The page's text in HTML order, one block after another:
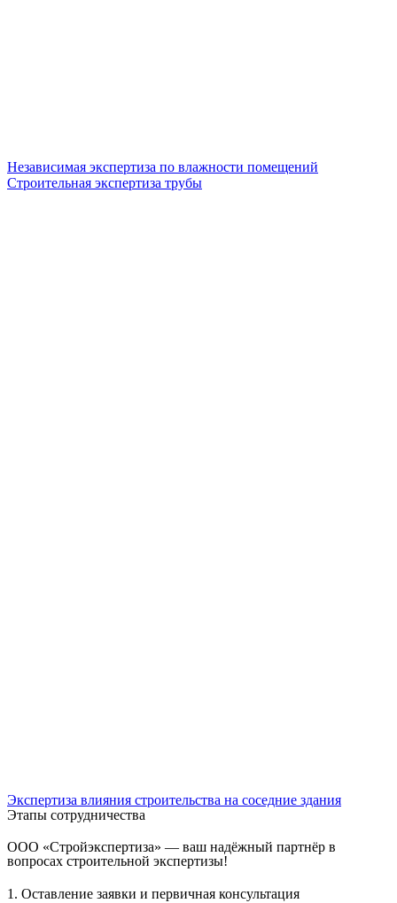
Независимая экспертиза по влажности помещений
Строительная экспертиза трубы
Экспертиза влияния строительства на соседние здания
Этапы сотрудничества
ООО «Стройэкспертиза» — ваш надёжный партнёр в
вопросах строительной экспертизы!
1. Оставление заявки и первичная консультация